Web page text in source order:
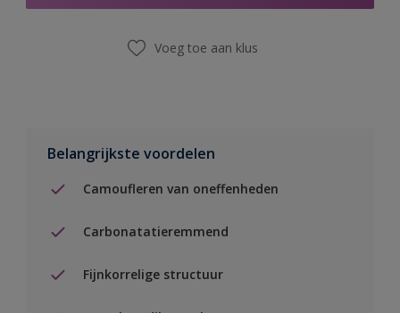
Voeg toe aan klus
Belangrijkste voordelen
Camoufleren van oneffenheden
Carbonatatieremmend
Fijnkorrelige structuur